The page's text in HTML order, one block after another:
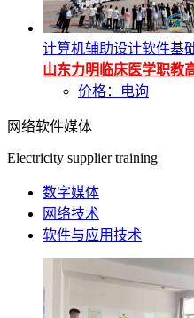
计算机辅助设计软件基
山东力明临床医学职教
价格：电询
网络软件媒体
Electricity supplier training
数字媒体
网络技术
软件与应用技术